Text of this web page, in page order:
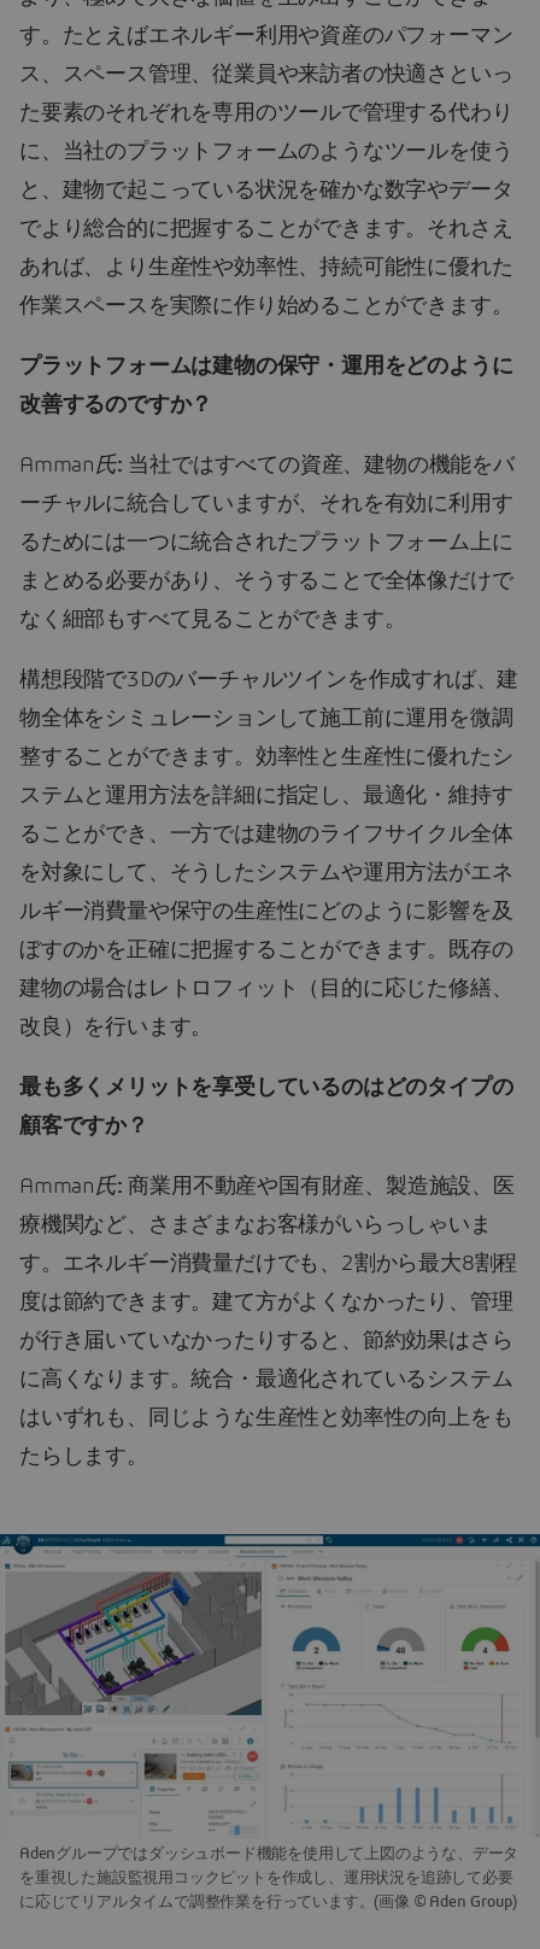
す。たとえばエネルギー利用や資産のパフォーマン
ス、スペース管理、従業員や来訪者の快適さといっ
た要素のそれぞれを専用のツールで管理する代わり
に、当社のプラットフォームのようなツールを使う
と、建物で起こっている状況を確かな数字やデータ
でより総合的に把握することができます。それさえ
あれば、より生産性や効率性、持続可能性に優れた
作業スペースを実際に作り始めることができます。
プラットフォームは建物の保守・運用をどのように
改善するのですか？
Amman氏: 当社ではすべての資産、建物の機能をバ
ーチャルに統合していますが、それを有効に利用す
るためには一つに統合されたプラットフォーム上に
まとめる必要があり、そうすることで全体像だけで
なく細部もすべて見ることができます。
構想段階で3Dのバーチャルツインを作成すれば、建
物全体をシミュレーションして施工前に運用を微調
整することができます。効率性と生産性に優れたシ
ステムと運用方法を詳細に指定し、最適化・維持す
ることができ、一方では建物のライフサイクル全体
を対象にして、そうしたシステムや運用方法がエネ
ルギー消費量や保守の生産性にどのように影響を及
ぼすのかを正確に把握することができます。既存の
建物の場合はレトロフィット（目的に応じた修繕、
改良）を行います。
最も多くメリットを享受しているのはどのタイプの
顧客ですか？
Amman氏: 商業用不動産や国有財産、製造施設、医
療機関など、さまざまなお客様がいらっしゃいま
す。エネルギー消費量だけでも、2割から最大8割程
度は節約できます。建て方がよくなかったり、管理
が行き届いていなかったりすると、節約効果はさら
に高くなります。統合・最適化されているシステム
はいずれも、同じような生産性と効率性の向上をも
たらします。
Adenグループではダッシュボード機能を使用して上図のような、データ
を重視した施設監視用コックピットを作成し、運用状況を追跡して必要
に応じてリアルタイムで調整作業を行っています。(画像 © Aden Group)